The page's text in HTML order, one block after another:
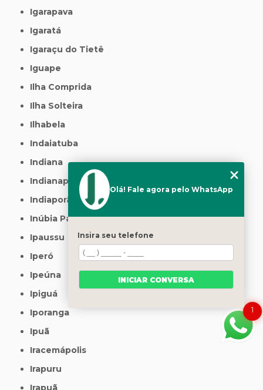
Igarapava
Igaratá
Igaraçu do Tietê
Iguape
Ilha Comprida
Ilha Solteira
Ilhabela
Indaiatuba
Indiana
Indianapolis
Indiaporã
Inúbia Paulista
Ipaussu
Iperó
Ipeúna
Ipiguá
Iporanga
Ipuã
Iracemápolis
Irapuru
Irapuã
1
Olá! Fale agora pelo WhatsApp
Insira seu telefone
INICIAR CONVERSA